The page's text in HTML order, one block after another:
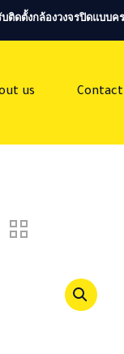
บติดตั้งกล้องวงจรปิดแบ
us Contact